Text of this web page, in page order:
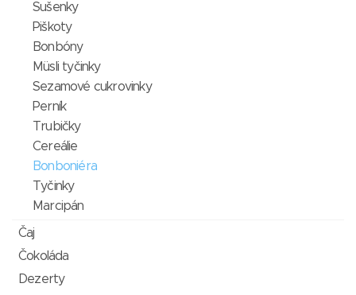
Sušenky
Piškoty
Bonbóny
Müsli tyčinky
Sezamové cukrovinky
Perník
Trubičky
Cereálie
Bonboniéra
Tyčinky
Marcipán
Čaj
Čokoláda
Dezerty